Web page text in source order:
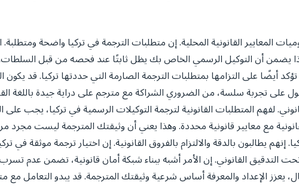
القانونية المحلية. إن متطلبات الترجمة في تركيا واضحة ومتطلبة.
يضمن أن التوكيل الرسمي الخاص بك يظل ثابتًا عند فحصه من قبل
أيضًا على التزامها بمتطلبات الترجمة الصارمة التي حددتها تركيا. قد
تجربة سلسة، من الضروري الشراكة مع مترجم على دراية جيدة باللغة
لفهم المتطلبات القانونية لترجمة التوكيلات الرسمية في تركيا، يجب
مع معايير قانونية محددة. وهذا يعني أن وثيقتك المترجمة ليست مجرد
إنهم يطالبون بالدقة والالتزام بالفروق القانونية. إن اختيار ترجمة موثقة في
القانوني. إن الأمر أشبه ببناء شبكة أمان قانونية، تضمن عدم
يعزز الإعداد والمعرفة أساس شرعية وثيقتك المترجمة. قد يبدو التعامل مع